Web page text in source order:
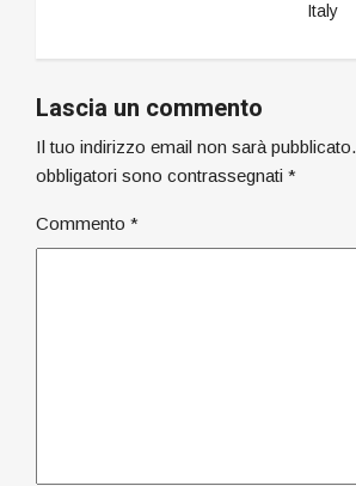
Italy
Lascia un commento
Il tuo indirizzo email non sarà pubblicato.
obbligatori sono contrassegnati *
Commento *